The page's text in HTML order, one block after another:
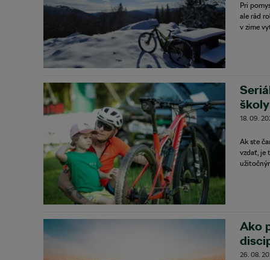
Pri
ale rád
v zime
18. 09.
Ak ste
vzdať, je
Ako
26. 08.